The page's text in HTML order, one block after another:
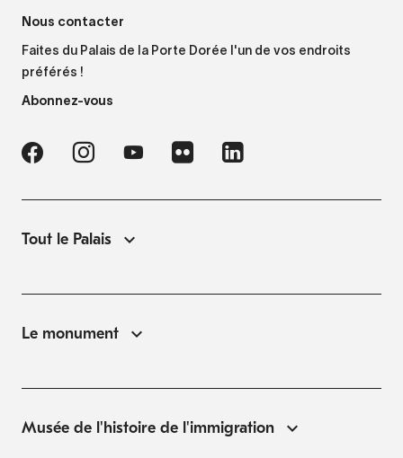
Nous contacter
Faites du Palais de la Porte Dorée l'un de vos endroits
préférés !
Abonnez-vous
Tout le Palais
Le monument
Musée de l'histoire de l'immigration